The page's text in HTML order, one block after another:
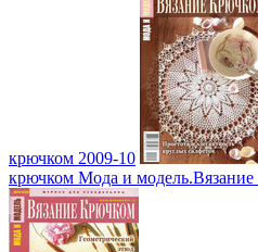
крючком 2009-10
крючком Мода и